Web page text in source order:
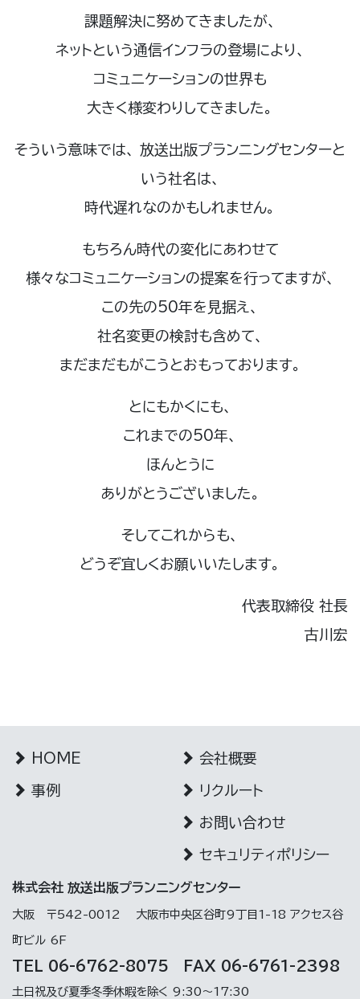
課題解決に努めてきましたが、
ネットという通信インフラの登場により、
コミュニケーションの世界も
大きく様変わりしてきました。
そういう意味では、 放送出版プランニングセンターと
いう社名は、
時代遅れなのかもしれません。
もちろん時代の変化にあわせて
様々なコミュニケーションの提案を行ってますが、
この先の50年を見据え、
社名変更の検討も含めて、
まだまだもがこうとおもっております。
とにもかくにも、
これまでの50年、
ほんとうに
ありがとうございました。
そしてこれからも、
どうぞ宜しくお願いいたします。
代表取締役 社長
古川宏
HOME
事例
会社概要
リクルート
お問い合わせ
セキュリティポリシー
株式会社 放送出版プランニングセンター
大阪 〒542-0012 大阪市中央区谷町9丁目1-18 アクセス谷
町ビル 6F
TEL 06-6762-8075 FAX 06-6761-2398
土日祝及び夏季冬季休暇を除く 9:30～17:30